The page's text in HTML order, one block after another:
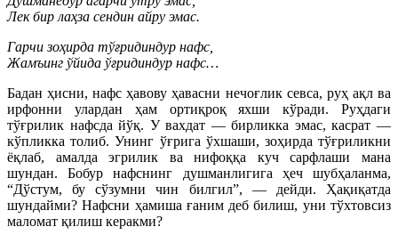
Лек бир лаҳза сендин айру эмас.
Гарчи зоҳирда тўғридиндур нафс,
Жамъинг ўйида ўғридиндур нафс…
Бадан ҳисни, нафс ҳавову ҳавасни нечоғлик севса, руҳ ақл ва
ирфонни улардан ҳам ортиқроқ яхши кўради. Руҳдаги
тўғрилик нафсда йўқ. У вахдат — бирликка эмас, касрат —
кўпликка толиб. Унинг ўғрига ўхшаши, зоҳирда тўғриликни
ёқлаб, амалда эгрилик ва нифоққа куч сарфлаши мана
шундан. Бобур нафснинг душманлигига ҳеч шубҳаланма,
“Дўстум, бу сўзумни чин билгил”, — дейди. Ҳақиқатда
шундайми? Нафсни ҳамиша ғаним деб билиш, уни тўхтовсиз
маломат қилиш керакми?